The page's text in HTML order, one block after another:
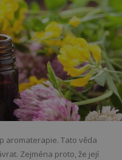
aromaterapie. Tato věda
Zejména proto, že její